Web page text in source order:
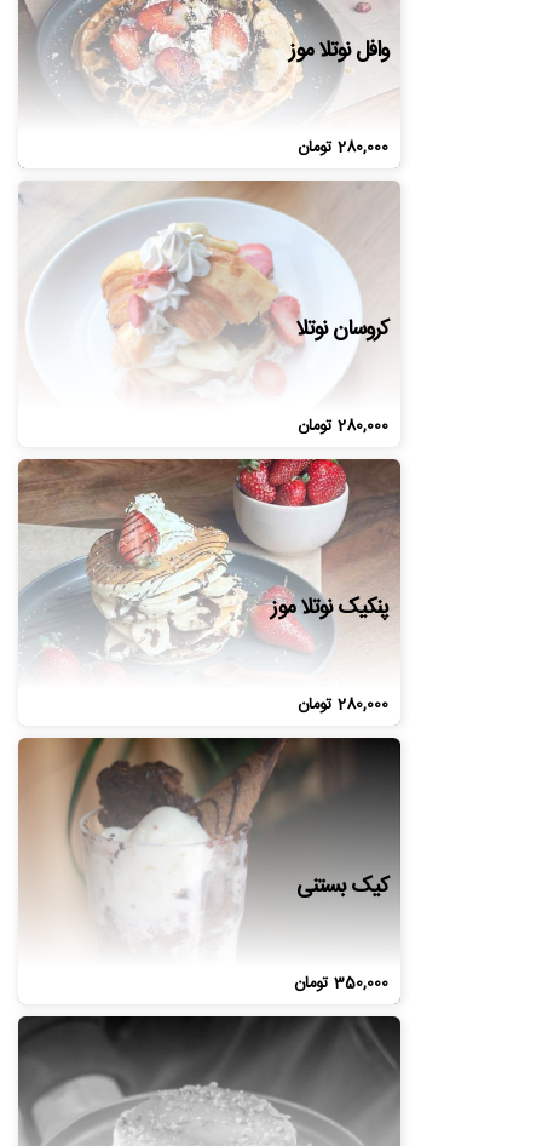
وافل نوتلا موز
280,000تومان
کروسان نوتلا
280,000تومان
پنکیک نوتلا موز
280,000تومان
کیک بستنی
350,000تومان